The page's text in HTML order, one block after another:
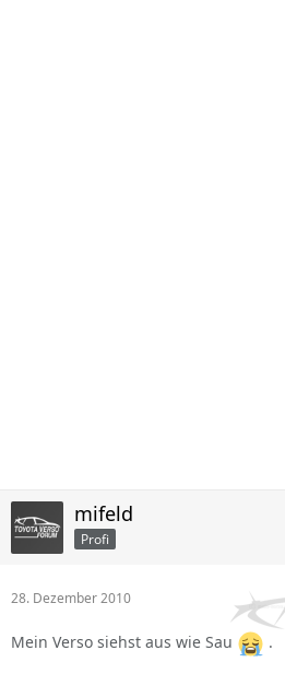
mifeld
Profi
28. Dezember 2010
Mein Verso siehst aus wie Sau .